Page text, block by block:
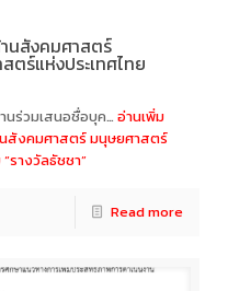
นสังคมศาสตร์
ตร์แห่งประเทศไทย
นร่วมเสนอชื่อบุค…อ่านเพิ่ม
สังคมศาสตร์ มนุษยศาสตร์
รางวัลธัชชา”
Read more